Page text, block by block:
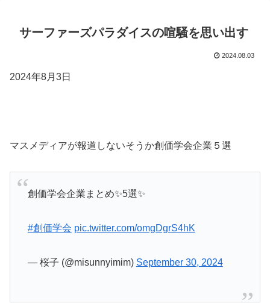
サーファーズパラダイスの喧騒を思い出す
2024.08.03
2024年8月3日
マスメディアが報道しないそうか創価学会企業５選
創価学会企業まとめ✨️5選✨️
#創価学会 pic.twitter.com/omgDgrS4hK
— 桜子 (@misunnyimim) September 30, 2024